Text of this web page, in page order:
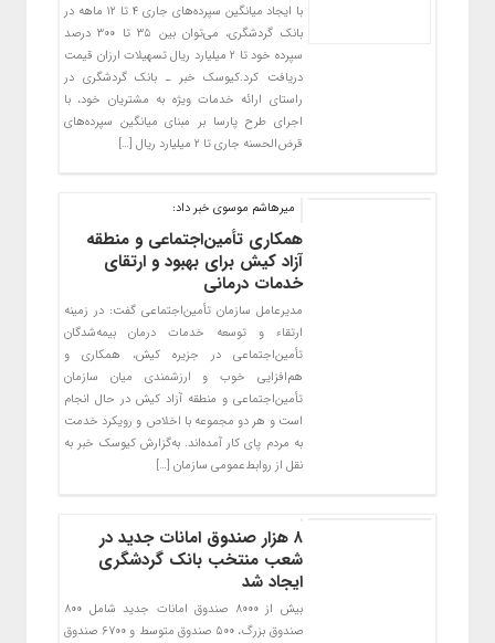
با ایجاد میانگین سپرده‌های جاری ۴ تا ۱۲ ماهه در
بانک گردشگری، می‌توان بین ۳۵ تا ۳۰۰ درصد
سپرده خود تا ۲ میلیارد ریال تسهیلات ارزان قیمت
دریافت کرد.کیوسک خبر ـ بانک گردشگری در
راستای ارائه خدمات ویژه به مشتریان خود، با
اجرای طرح پارسا بر مبنای میانگین سپرده‌های
قرض‌الحسنه جاری تا ۲ میلیارد ریال […]
میرهاشم موسوی خبر داد:
همکاری تأمین‌اجتماعی و منطقه
آزاد کیش برای بهبود و ارتقای
خدمات درمانی
مدیرعامل سازمان تأمین‌اجتماعی گفت: در زمینه
ارتقاء و توسعه خدمات درمان بیمه‌شدگان
تأمین‌اجتماعی در جزیره کیش، همکاری و
هم‌افزایی خوب و ارزشمندی میان سازمان
تأمین‌اجتماعی و منطقه آزاد کیش در حال انجام
است و هر دو مجموعه با اخلاص و رویکرد خدمت
به مردم پای کار آمده‌اند. به‌گزارش کیوسک خبر به
نقل از روابط‌عمومی سازمان […]
۸ هزار صندوق امانات جدید در
شعب منتخب بانک گردشگری
ایجاد شد
بیش از ۸۰۰۰ صندوق امانات جدید شامل ۸۰۰
صندوق بزرگ، ۵۰۰ صندوق متوسط و ۶۷۰۰ صندوق